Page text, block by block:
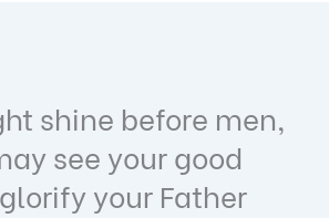
shine before men,
see your good
your Father